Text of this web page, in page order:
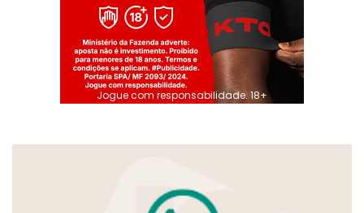
Jogue com responsabilidade. 18+